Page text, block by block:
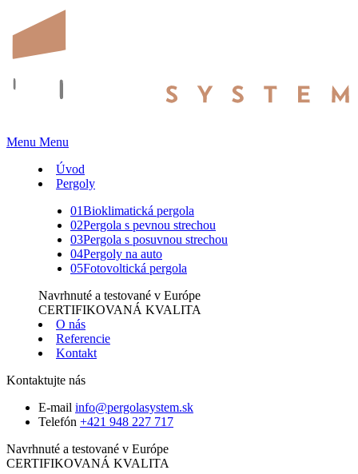
Menu Menu
Úvod
Pergoly
01Bioklimatická pergola
02Pergola s pevnou strechou
03Pergola s posuvnou strechou
04Pergoly na auto
05Fotovoltická pergola
Navrhnuté a testované v Európe
CERTIFIKOVANÁ KVALITA
O nás
Referencie
Kontakt
Kontaktujte nás
E-mail info@pergolasystem.sk
Telefón +421 948 227 717
Navrhnuté a testované v Európe
CERTIFIKOVANÁ KVALITA